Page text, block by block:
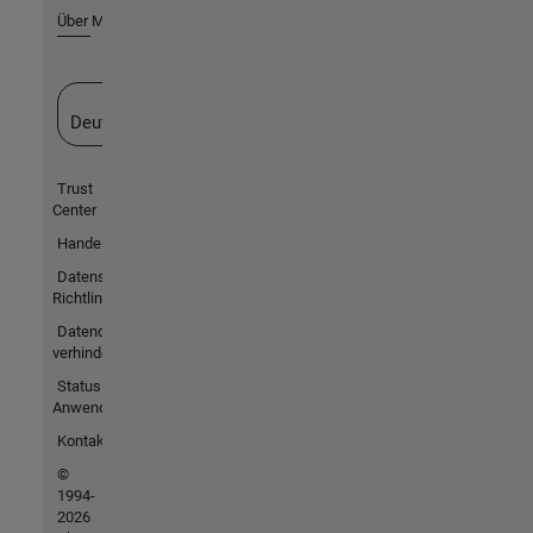
Über MathWorks
Deutschland
Trust
Center
Handelsmarken
Datenschutz-
Richtlinien
Datendiebstahl
verhindern
Status von
Anwendungen
Kontakt
©
1994-
2026